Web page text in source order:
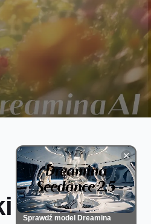
Sprawdź model Dreamina